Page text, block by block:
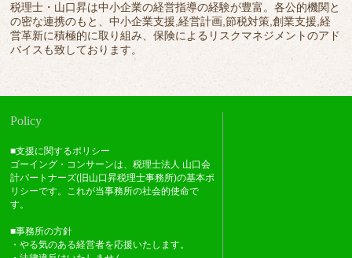
税理士・山口昇は中小企業の経営指導の経験が豊富。各公的機関と
の密な連携のもと、中小企業支援,経営計画,節税対策,創業支援,経
営革新に積極的に取り組み、保険によるリスクマネジメントのアド
バイスも致しております。
Policy
■支援に関するポリシー
ゴーイング・コンサーンは、税理士法人 山口会
計パートナーズ(旧山口昇税理士事務所)の基本ポ
リシーです。これが当事務所の社会的使命で
す。
■事務所の方針
・やる気のある経営者を応援いたします。